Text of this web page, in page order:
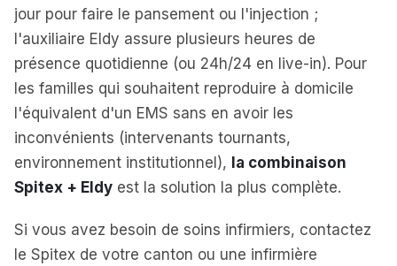
jour pour faire le pansement ou l'injection ;
l'auxiliaire Eldy assure plusieurs heures de
présence quotidienne (ou 24h/24 en live-in). Pour
les familles qui souhaitent reproduire à domicile
l'équivalent d'un EMS sans en avoir les
inconvénients (intervenants tournants,
environnement institutionnel), la combinaison
Spitex + Eldy est la solution la plus complète.
Si vous avez besoin de soins infirmiers, contactez
le Spitex de votre canton ou une infirmière